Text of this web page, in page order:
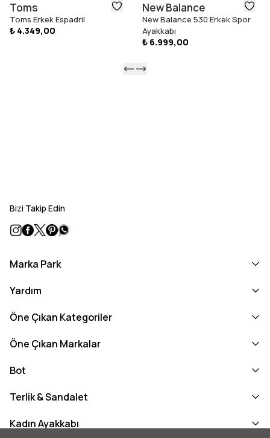
Toms
Toms Erkek Espadril
₺ 4.349,00
New Balance
New Balance 530 Erkek Spor
Ayakkabı
₺ 6.999,00
Bizi Takip Edin
Marka Park
Yardım
Öne Çıkan Kategoriler
Öne Çıkan Markalar
Bot
Terlik & Sandalet
Kadın Ayakkabı